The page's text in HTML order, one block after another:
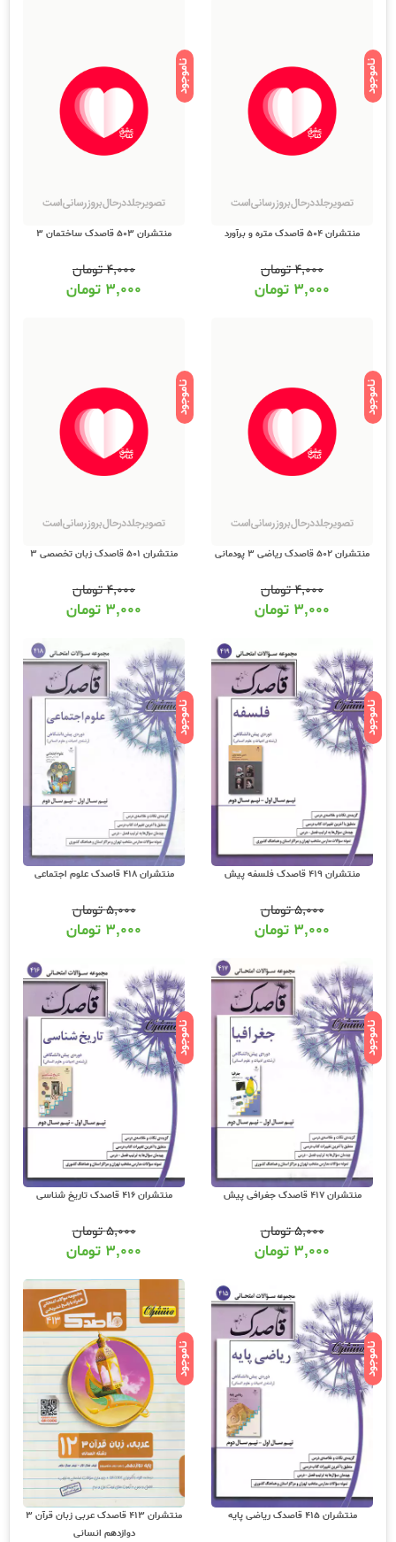
ناموجود
منتشران 504 قاصدک متره و برآورد
۴,۰۰۰تومان
۳,۰۰۰ تومان
ناموجود
منتشران 503 قاصدک ساختمان 3
۴,۰۰۰تومان
۳,۰۰۰ تومان
ناموجود
منتشران 502 قاصدک ریاضی 3 پودمانی
۴,۰۰۰تومان
۳,۰۰۰ تومان
ناموجود
منتشران 501 قاصدک زبان تخصصی 3
۴,۰۰۰تومان
۳,۰۰۰ تومان
ناموجود
منتشران 419 قاصدک فلسفه پیش
۵,۰۰۰تومان
۳,۰۰۰ تومان
ناموجود
منتشران 418 قاصدک علوم اجتماعی
۵,۰۰۰تومان
۳,۰۰۰ تومان
ناموجود
منتشران 417 قاصدک جغرافی پیش
۵,۰۰۰تومان
۳,۰۰۰ تومان
ناموجود
منتشران 416 قاصدک تاریخ شناسی
۵,۰۰۰تومان
۳,۰۰۰ تومان
ناموجود
منتشران 415 قاصدک ریاضی پایه
ناموجود
منتشران 413 قاصدک عربی زبان قرآن 3
دوازدهم انسانی